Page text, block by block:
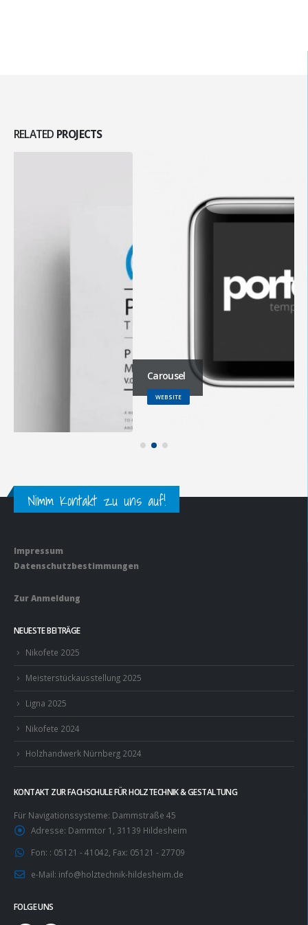
RELATED PROJECTS
Nimm Kontakt zu uns auf!
Impressum
Datenschutzbestimmungen
Zur Anmeldung
NEUESTE BEITRÄGE
Nikofete 2025
Meisterstückausstellung 2025
Ligna 2025
Nikofete 2024
Holzhandwerk Nürnberg 2024
KONTAKT ZUR FACHSCHULE FÜR HOLZTECHNIK & GESTALTUNG
Für Navigationssysteme: Dammstraße 45
Adresse: Dammtor 1, 31139 Hildesheim
Fon: : 05121 - 41042, Fax: 05121 - 27709
e-Mail: info@holztechnik-hildesheim.de
FOLGE UNS